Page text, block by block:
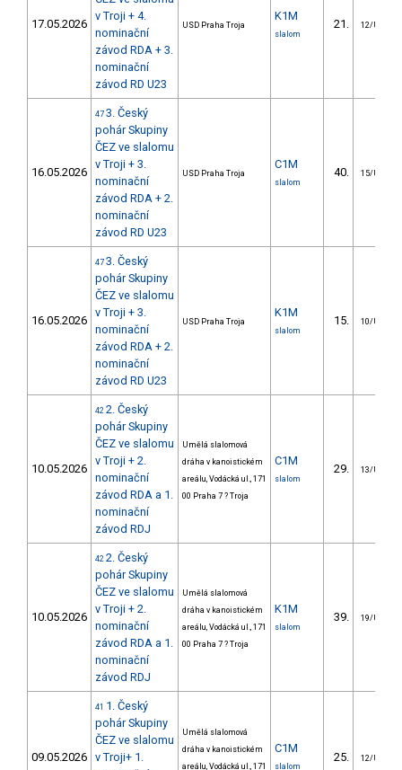
17.05.2026
v Troji + 4.
nominační
závod RDA + 3.
nominační
závod RD U23
USD Praha Troja
K1M
slalom
21. 12/U23
16.05.2026
47 3. Český
pohár Skupiny
ČEZ ve slalomu
v Troji + 3.
nominační
závod RDA + 2.
nominační
závod RD U23
USD Praha Troja
C1M
slalom
40. 15/U23
16.05.2026
47 3. Český
pohár Skupiny
ČEZ ve slalomu
v Troji + 3.
nominační
závod RDA + 2.
nominační
závod RD U23
USD Praha Troja
K1M
slalom
15. 10/U23
10.05.2026
42 2. Český
pohár Skupiny
ČEZ ve slalomu
v Troji + 2.
nominační
závod RDA a 1.
nominační
závod RDJ
Umělá slalomová
dráha v kanoistickém
areálu, Vodácká ul., 171
00 Praha 7 ? Troja
C1M
slalom
29. 13/U23
10.05.2026
42 2. Český
pohár Skupiny
ČEZ ve slalomu
v Troji + 2.
nominační
závod RDA a 1.
nominační
závod RDJ
Umělá slalomová
dráha v kanoistickém
areálu, Vodácká ul., 171
00 Praha 7 ? Troja
K1M
slalom
39. 19/U23
09.05.2026
41 1. Český
pohár Skupiny
ČEZ ve slalomu
v Troji+ 1.
Umělá slalomová
dráha v kanoistickém
areálu, Vodácká ul., 171
C1M
slalom
25. 12/U23